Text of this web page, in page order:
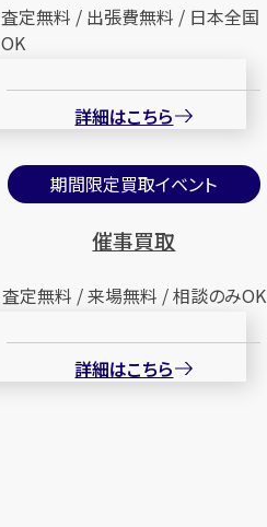
査定無料 / 出張費無料 / 日本全国
OK
詳細はこちら
期間限定買取イベント
催事買取
査定無料 / 来場無料 / 相談のみOK
詳細はこちら